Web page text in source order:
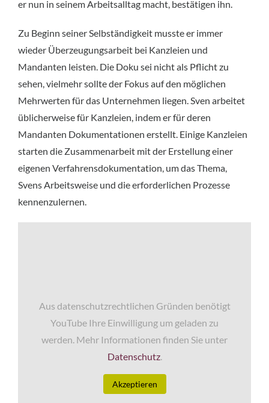
er nun in seinem Arbeitsalltag macht, bestätigen ihn.
Zu Beginn seiner Selbständigkeit musste er immer
wieder Überzeugungsarbeit bei Kanzleien und
Mandanten leisten. Die Doku sei nicht als Pflicht zu
sehen, vielmehr sollte der Fokus auf den möglichen
Mehrwerten für das Unternehmen liegen. Sven arbeitet
üblicherweise für Kanzleien, indem er für deren
Mandanten Dokumentationen erstellt. Einige Kanzleien
starten die Zusammenarbeit mit der Erstellung einer
eigenen Verfahrensdokumentation, um das Thema,
Svens Arbeitsweise und die erforderlichen Prozesse
kennenzulernen.
Aus datenschutzrechtlichen Gründen benötigt
YouTube Ihre Einwilligung um geladen zu
werden. Mehr Informationen finden Sie unter
Datenschutz.
Akzeptieren